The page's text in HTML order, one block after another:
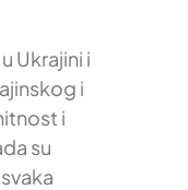
Ukrajini i
i
i
su